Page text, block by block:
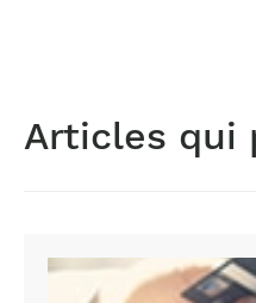
Articles qui
Achat